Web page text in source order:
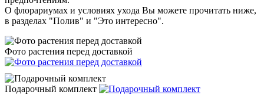
О флорариумах и условиях ухода Вы можете прочитать ниже,
в разделах "Полив" и "Это интересно".
Фото растения перед доставкой
Подарочный комплект